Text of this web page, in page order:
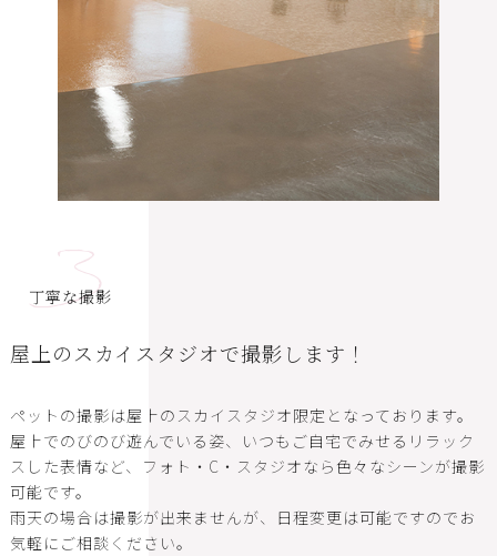
3
丁寧な撮影
屋上のスカイスタジオで撮影します！
ペットの撮影は屋上のスカイスタジオ限定となっております。
屋上でのびのび遊んでいる姿、いつもご自宅でみせるリラック
スした表情など、フォト・C・スタジオなら色々なシーンが撮影
可能です。
雨天の場合は撮影が出来ませんが、日程変更は可能ですのでお
気軽にご相談ください。